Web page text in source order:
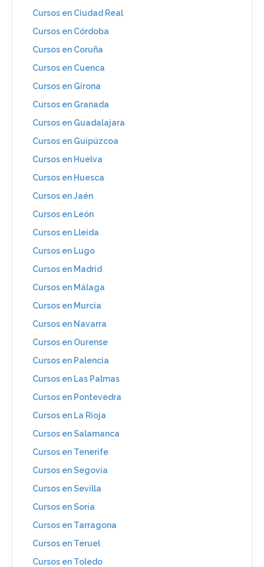
Cursos en Ciudad Real
Cursos en Córdoba
Cursos en Coruña
Cursos en Cuenca
Cursos en Girona
Cursos en Granada
Cursos en Guadalajara
Cursos en Guipúzcoa
Cursos en Huelva
Cursos en Huesca
Cursos en Jaén
Cursos en León
Cursos en Lleida
Cursos en Lugo
Cursos en Madrid
Cursos en Málaga
Cursos en Murcia
Cursos en Navarra
Cursos en Ourense
Cursos en Palencia
Cursos en Las Palmas
Cursos en Pontevedra
Cursos en La Rioja
Cursos en Salamanca
Cursos en Tenerife
Cursos en Segovia
Cursos en Sevilla
Cursos en Soria
Cursos en Tarragona
Cursos en Teruel
Cursos en Toledo